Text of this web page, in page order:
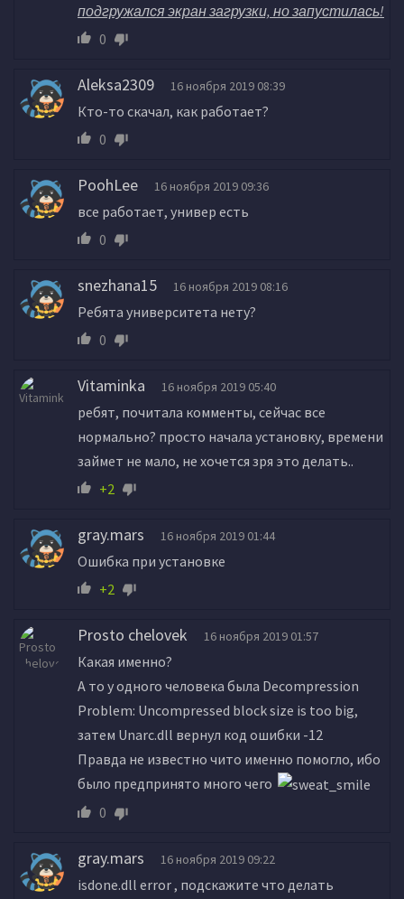
подгружался экран загрузки, но запустилась!
0
Aleksa2309 16 ноября 2019 08:39
Кто-то скачал, как работает?
0
PoohLee 16 ноября 2019 09:36
все работает, универ есть
0
snezhana15 16 ноября 2019 08:16
Ребята университета нету?
0
Vitaminka 16 ноября 2019 05:40
ребят, почитала комменты, сейчас все
нормально? просто начала установку, времени
займет не мало, не хочется зря это делать..
+2
gray.mars 16 ноября 2019 01:44
Ошибка при установке
+2
Prosto chelovek 16 ноября 2019 01:57
Какая именно?
А то у одного человека была Decompression
Problem: Uncompressed block size is too big,
затем Unarc.dll вернул код ошибки -12
Правда не известно чито именно помогло, ибо
было предпринято много чего
0
gray.mars 16 ноября 2019 09:22
isdone.dll error , подскажите что делать